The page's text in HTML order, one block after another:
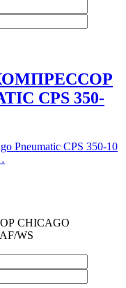
CPS 350-
Pneumatic CPS 350-10
CHICAGO
WS